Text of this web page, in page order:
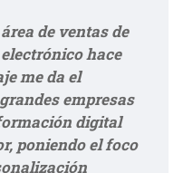
de ventas de
hace
me da el
empresas
digital
poniendo el foco